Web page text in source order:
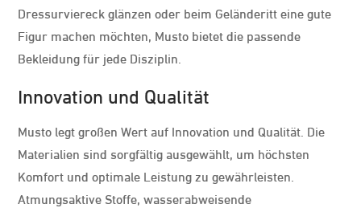
Dressurviereck glänzen oder beim Geländeritt eine gute
Figur machen möchten, Musto bietet die passende
Bekleidung für jede Disziplin.
Innovation und Qualität
Musto legt großen Wert auf Innovation und Qualität. Die
Materialien sind sorgfältig ausgewählt, um höchsten
Komfort und optimale Leistung zu gewährleisten.
Atmungsaktive Stoffe, wasserabweisende